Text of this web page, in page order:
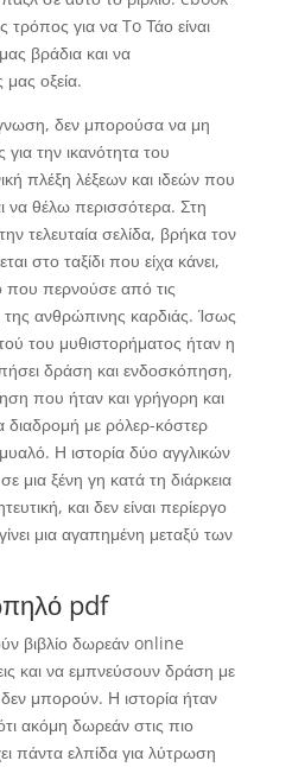
τρόπος για να To Τάο είναι
βράδια και να
μας οξεία.
δεν μπορούσα να μη
την ικανότητα του
πλέξη λέξεων και ιδεών που
να θέλω περισσότερα. Στη
τελευταία σελίδα, βρήκα τον
στο ταξίδι που είχα κάνει,
που περνούσε από τις
της ανθρώπινης καρδιάς. Ίσως
του μυθιστορήματος ήταν η
δράση και ενδοσκόπηση,
που ήταν και γρήγορη και
με ρόλερ-κόστερ
Η ιστορία δύο αγγλικών
μια ξένη γη κατά τη διάρκεια
και δεν είναι περίεργο
μια αγαπημένη μεταξύ των
pdf
βιβλίο δωρεάν online
και να εμπνεύσουν δράση με
μπορούν. Η ιστορία ήταν
ακόμη δωρεάν στις πιο
πάντα ελπίδα για λύτρωση